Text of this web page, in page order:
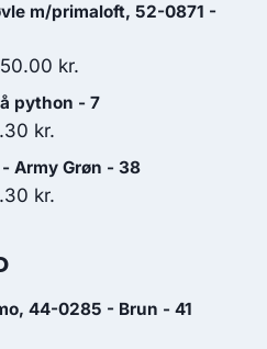
kr..489.30 kr..
kr..
er:
559.30 kr..
m/primaloft, 52-0871 -
kr..
kr.
aktuelle
python - 7
kr.
aktuelle
Army Grøn - 38
kr..
kr.
349.30 kr..
44-0285 - Brun - 41